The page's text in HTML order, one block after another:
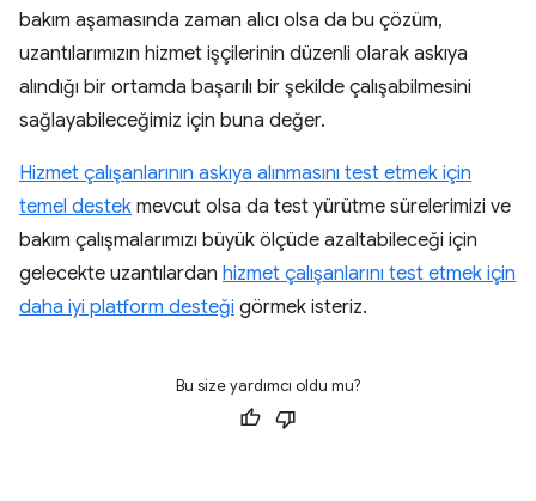
bakım aşamasında zaman alıcı olsa da bu çözüm,
uzantılarımızın hizmet işçilerinin düzenli olarak askıya
alındığı bir ortamda başarılı bir şekilde çalışabilmesini
sağlayabileceğimiz için buna değer.
Hizmet çalışanlarının askıya alınmasını test etmek için
temel destek mevcut olsa da test yürütme sürelerimizi ve
bakım çalışmalarımızı büyük ölçüde azaltabileceği için
gelecekte uzantılardan hizmet çalışanlarını test etmek için
daha iyi platform desteği görmek isteriz.
Bu size yardımcı oldu mu?